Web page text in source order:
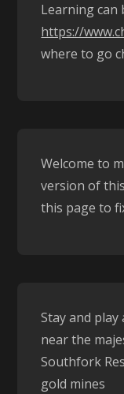
Learning can
https://
where to go
Welcome to
version of
this page to
Stay and play
near the
Southfork
gold mines